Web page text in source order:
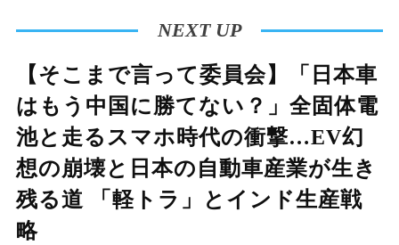
NEXT UP
【そこまで言って委員会】「日本車
はもう中国に勝てない？」全固体電
池と走るスマホ時代の衝撃…EV幻
想の崩壊と日本の自動車産業が生き
残る道 「軽トラ」とインド生産戦
略